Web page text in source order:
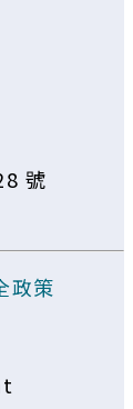
號
政策